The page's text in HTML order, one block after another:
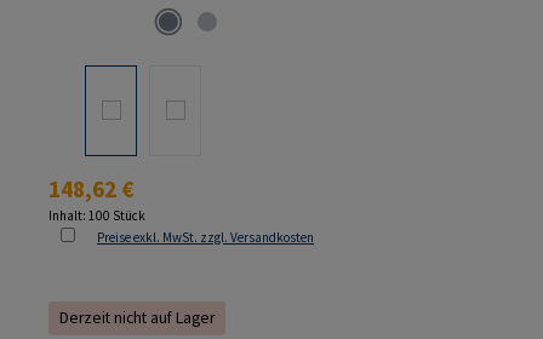
Regulärer Preis:
148,62 €
Inhalt: 100 Stück
Preise exkl. MwSt. zzgl. Versandkosten
Derzeit nicht auf Lager